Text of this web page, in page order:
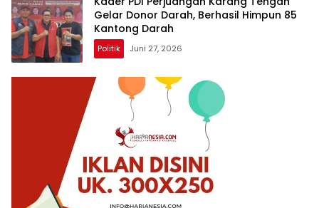
Gelar Donor Darah, Berhasil Himpun 85
Kantong Darah
Politik Juni 27, 2026